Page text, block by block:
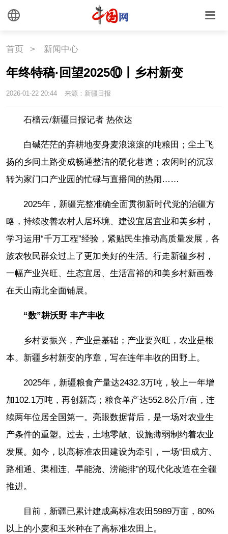
首页 > 新闻中心
年终特稿·回望2025⑩丨乡村新变
2026-01-22 20:44 来源：新疆日报
石榴云/新疆日报记者 热依达
白碱茫茫的弃耕地变身麦浪滚滚的吨粮田；尘土飞
扬的乡间土路变成畅通整洁的硬化巷道；农闲时的沉寂
转为家门口产业园的忙碌与直播间的热闹……
2025年，新疆完整准确全面贯彻新时代党的治疆方
略，持续改善农村人居环境、建设宜居宜业和美乡村，
学习运用“千万工程”经验，紧贴民生推动高质量发展，各
族农牧民群众过上了更加美好的生活。行走新疆乡村，
一幅产业兴旺、生态宜居、生活富裕的和美乡村新画卷
在天山南北全面铺展。
“数”耕沃野 丰产丰收
乡村要振兴，产业是基础；产业要兴旺，农业是根
本。新疆乡村新变的序章，写在连年丰收的田野上。
2025年，新疆粮食产量达2432.3万吨，较上一年增
加102.1万吨，再创新高；粮食单产达552.8公斤/亩，连
续两年位居全国第一。亮眼数据背后，是一场对农业生
产条件的重塑。过去，土地零散、设施薄弱制约着农业
发展。如今，以高标准农田建设为牵引，一场“田成方、
路相通、渠相连、旱能浇、涝能排”的现代化改造在全疆
推进。
目前，新疆已累计建成高标准农田5989万亩，80%
以上的小麦和玉米种在了高标准农田上。